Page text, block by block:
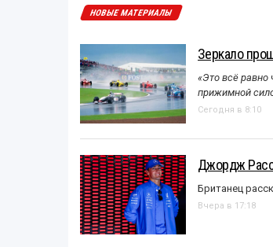
НОВЫЕ МАТЕРИАЛЫ
Зеркало
«Это всё
прижимной
Сегодня в 8:10
Джордж
Британец
Вчера в 17:18